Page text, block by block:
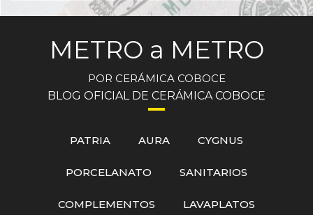
METRO a METRO
POR CERÁMICA COBOCE
BLOG OFICIAL DE CERÁMICA COBOCE
PATRIA AURA CYGNUS
PORCELANATO SANITARIOS
COMPLEMENTOS LAVAPLATOS